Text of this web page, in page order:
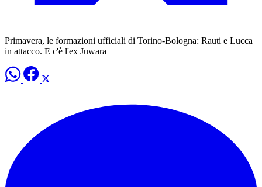
Primavera, le formazioni ufficiali di Torino-Bologna: Rauti e Lucca
in attacco. E c'è l'ex Juwara